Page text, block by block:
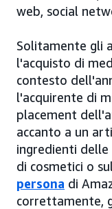
web, social
Solitamente gli
l'acquisto di
contesto
l'acquirente di
placement
accanto a un
ingredienti delle
di cosmetici o
persona di
correttamente,